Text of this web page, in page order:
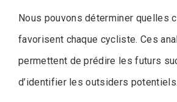
Nous pouvons déterminer quelles
favorisent chaque cycliste. Ces
permettent de prédire les futurs
d’identifier les outsiders potentiels.